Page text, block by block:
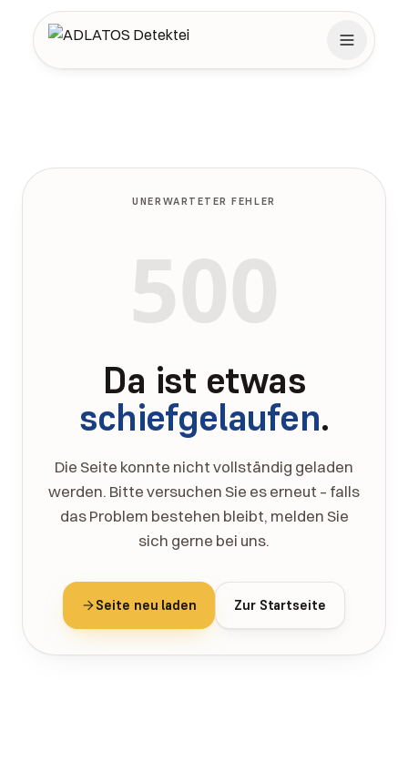
UNERWARTETER FEHLER
500
Da ist etwas
schiefgelaufen.
Die Seite konnte nicht vollständig geladen
werden. Bitte versuchen Sie es erneut – falls
das Problem bestehen bleibt, melden Sie
sich gerne bei uns.
Seite neu laden Zur Startseite